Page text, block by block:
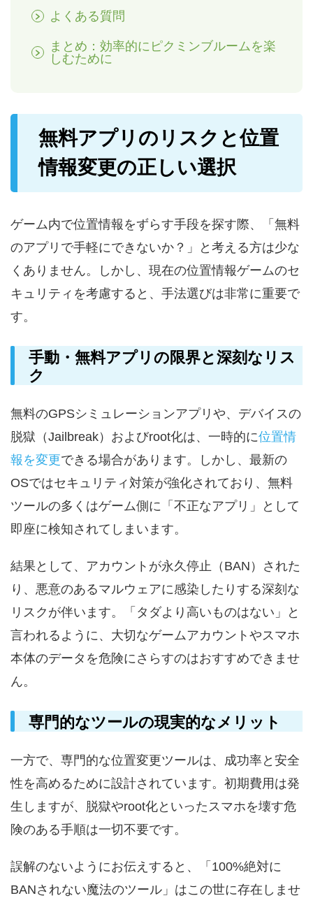
よくある質問
まとめ：効率的にピクミンブルームを楽
しむために
無料アプリのリスクと位置
情報変更の正しい選択
ゲーム内で位置情報をずらす手段を探す際、「無料
のアプリで手軽にできないか？」と考える方は少な
くありません。しかし、現在の位置情報ゲームのセ
キュリティを考慮すると、手法選びは非常に重要で
す。
手動・無料アプリの限界と深刻なリス
ク
無料のGPSシミュレーションアプリや、デバイスの
脱獄（Jailbreak）およびroot化は、一時的に位置情
報を変更できる場合があります。しかし、最新の
OSではセキュリティ対策が強化されており、無料
ツールの多くはゲーム側に「不正なアプリ」として
即座に検知されてしまいます。
結果として、アカウントが永久停止（BAN）された
り、悪意のあるマルウェアに感染したりする深刻な
リスクが伴います。「タダより高いものはない」と
言われるように、大切なゲームアカウントやスマホ
本体のデータを危険にさらすのはおすすめできませ
ん。
専門的なツールの現実的なメリット
一方で、専門的な位置変更ツールは、成功率と安全
性を高めるために設計されています。初期費用は発
生しますが、脱獄やroot化といったスマホを壊す危
険のある手順は一切不要です。
誤解のないようにお伝えすると、「100%絶対に
BANされない魔法のツール」はこの世に存在しませ